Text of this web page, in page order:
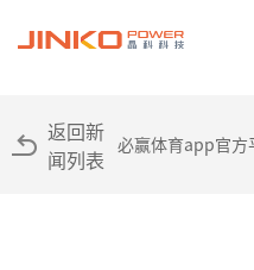
返回新
闻列表
必赢体育app官方